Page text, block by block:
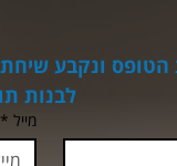
לבנות
מייל *